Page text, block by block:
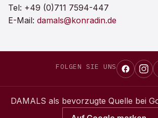
Tel: +49 (0)711 7594-447
E-Mail: damals@konradin.de
FOLGEN SIE UNS
DAMALS als bevorzugte Quelle bei